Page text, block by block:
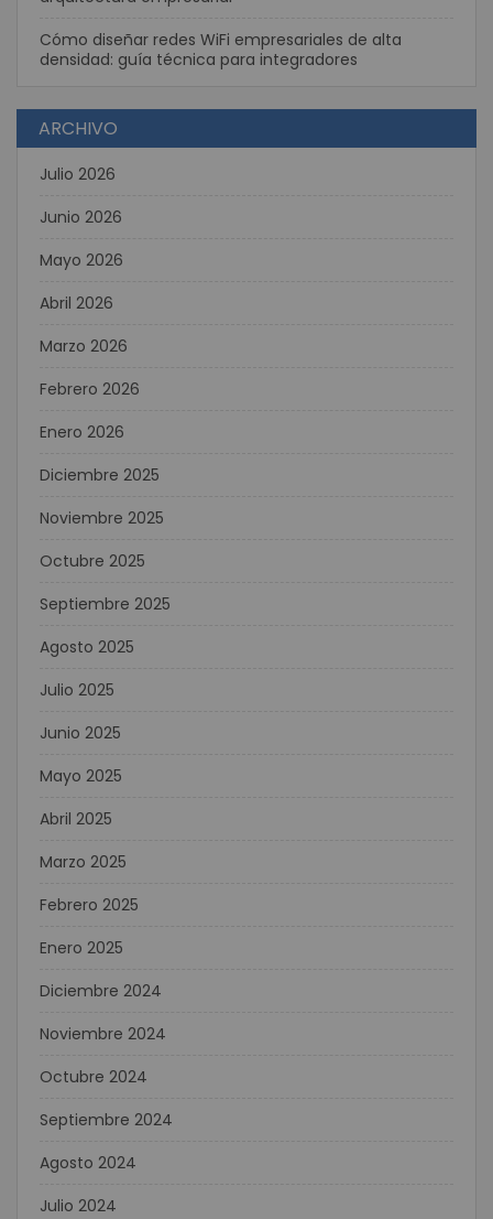
Cómo diseñar redes WiFi empresariales de alta
densidad: guía técnica para integradores
ARCHIVO
Julio 2026
Junio 2026
Mayo 2026
Abril 2026
Marzo 2026
Febrero 2026
Enero 2026
Diciembre 2025
Noviembre 2025
Octubre 2025
Septiembre 2025
Agosto 2025
Julio 2025
Junio 2025
Mayo 2025
Abril 2025
Marzo 2025
Febrero 2025
Enero 2025
Diciembre 2024
Noviembre 2024
Octubre 2024
Septiembre 2024
Agosto 2024
Julio 2024